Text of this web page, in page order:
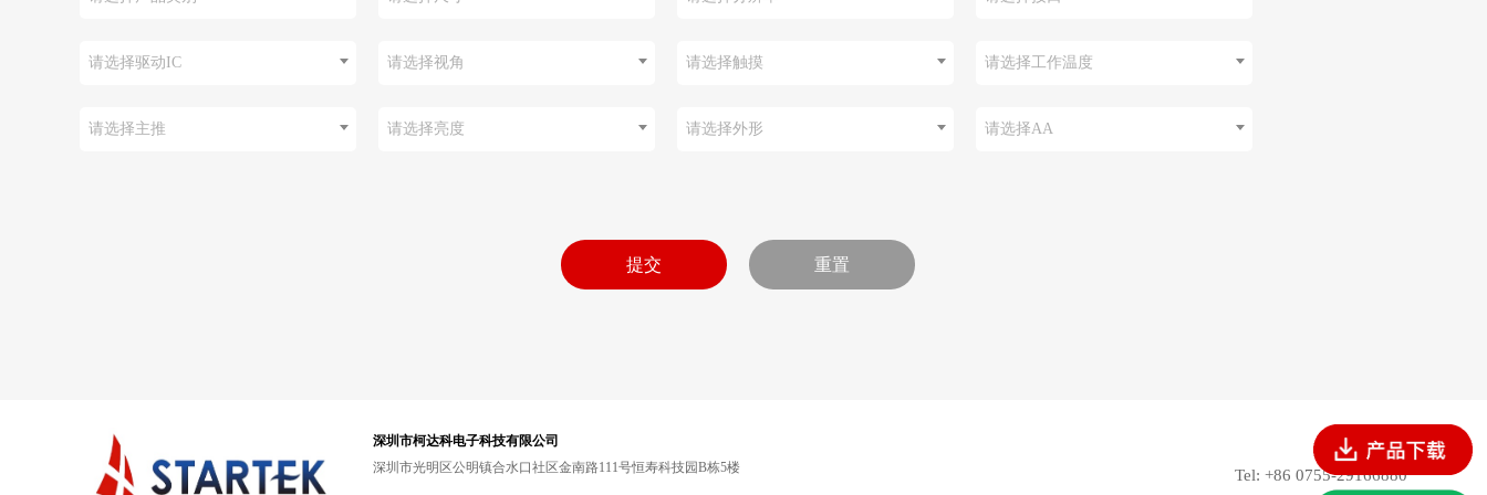
请选择驱动IC 请选择视角 请选择触摸 请选择工作温度
请选择主推 请选择亮度 请选择外形 请选择AA
深圳市柯达科电子科技有限公司
深圳市光明区公明镇合水口社区金南路111号恒寿科技园B栋5楼
Tel: +86 0755-29166880